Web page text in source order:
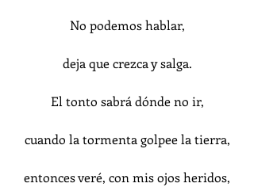
No podemos hablar,
deja que crezca y salga.
El tonto sabrá dónde no ir,
cuando la tormenta golpee la tierra,
entonces veré, con mis ojos heridos,